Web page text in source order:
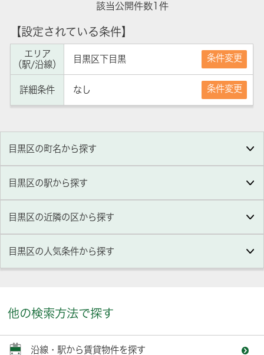
該当公開件数1 件
【設定されている条件】
エリア
（駅/沿線）
目黒区下目黒 条件変更
詳細条件 なし 条件変更
目黒区の町名から探す
目黒区の駅から探す
目黒区の近隣の区から探す
目黒区の人気条件から探す
他の検索方法で探す
沿線・駅から賃貸物件を探す